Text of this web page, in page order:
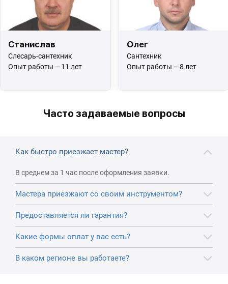
Станислав
Слесарь-сантехник
Опыт работы – 11 лет
Олег
Сантехник
Опыт работы – 8 лет
Часто задаваемые вопросы
Как быстро приезжает мастер?
В среднем за 1 час после оформления заявки.
Мастера приезжают со своим инструментом?
Предоставляется ли гарантия?
Какие формы оплат у вас есть?
В каком регионе вы работаете?